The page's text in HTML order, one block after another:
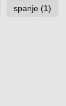
spanje (1)